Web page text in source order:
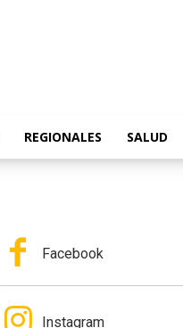
REGIONALES SALUD
Facebook
Instagram